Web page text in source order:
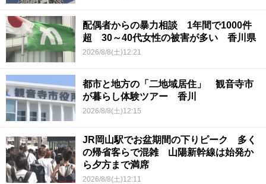
配偶者からの暴力相談 1年間で1000件
超 30～40代女性の被害が多い 香川県
2026/8/8(土)12:21
都市と地方の「二地域居住」 観音寺市
が暮らし体験ツアー 香川
2026/8/8(土)12:15
JR岡山駅でお盆期間の下りピーク 多く
の帰省客らで混雑 山陽新幹線は始発か
ら夕方まで満席
2026/8/8(土)12:11